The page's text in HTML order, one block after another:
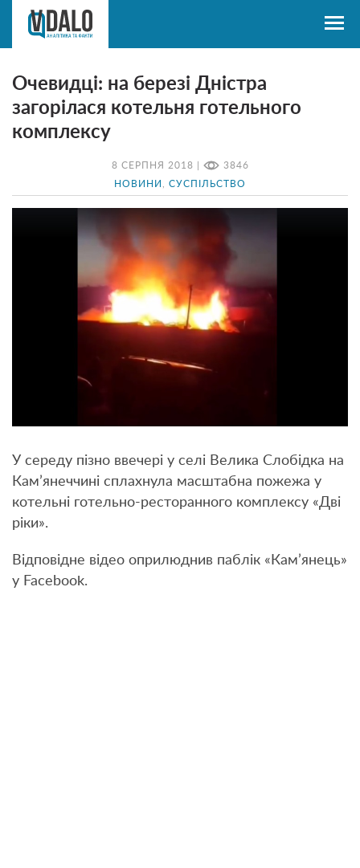
8 СЕРПНЯ 2018 | 3846
НОВИНИ СУСПІЛЬСТВО
Очевидці: на березі Дністра
загорілася котельня готельного
комплексу
У середу пізно ввечері у селі Велика Слобідка на
Кам’янеччині сплахнула масштабна пожежа у
котельні готельно-ресторанного комплексу «Дві
ріки».
Відповідне відео оприлюднив паблік «Кам’янець»
у Facebook.